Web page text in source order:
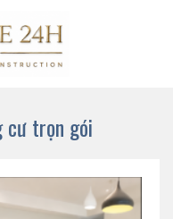
cư trọn gói